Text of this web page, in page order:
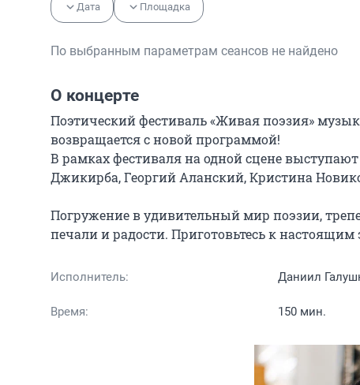
Дата Площадка
По выбранным параметрам сеансов не найдено
О концерте
Поэтический фестиваль «Живая поэзия»
возвращается с новой программой!
В рамках фестиваля на одной сцене
Джикирба, Георгий Аланский, Кристина
Погружение в удивительный мир поэзии,
печали и радости. Приготовьтесь к
Исполнитель: Даниил
Время: 150 мин.